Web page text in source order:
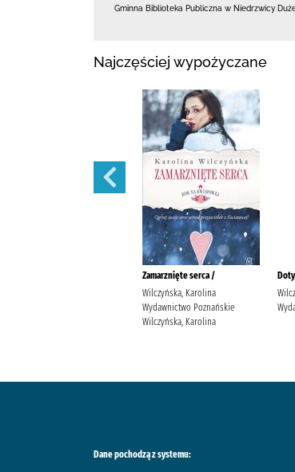
Gminna Biblioteka Publiczna w Niedrzwicy
Najczęściej wypożyczane
Zamarznięte serca /
Wilczyńska, Karolina
Wydawnictwo Poznańskie
Wilczyńska, Karolina
Dane pochodzą z systemu: